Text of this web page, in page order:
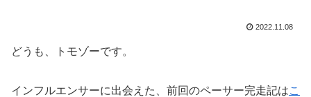
2022.11.08
どうも、トモゾーです。
インフルエンサーに出会えた、前回のペーサー完走記はこ